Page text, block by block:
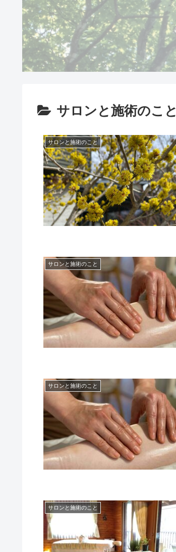
サロンと施術のこと
サロンと施術のこと
サロンと施術のこと
サロンと施術のこと
サロンと施術のこと